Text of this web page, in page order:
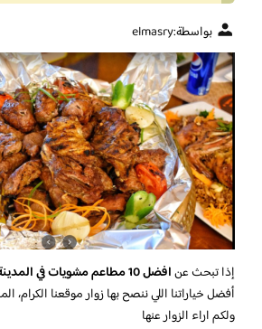
بواسطة:elmasry
إذا تبحث عنافضل 10 مطاعم مشويات في المدينة المنورة
أفضل خياراتنا اللي ننصح بها زوار موقعنا الكرام،
ولكم اراء الزوار عنها